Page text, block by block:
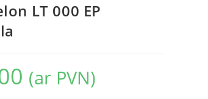
LT 000 EP
(ar PVN)